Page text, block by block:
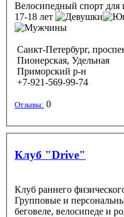
Велосипедный спорт для
17-18 лет
Санкт-Петербург,
Пионерская, Удельная
Приморский р-н
+7-921-569-99-74
Отзывы: 0
Клуб "Drive"
Клуб раннего
Групповые и
беговеле, велосипеде и